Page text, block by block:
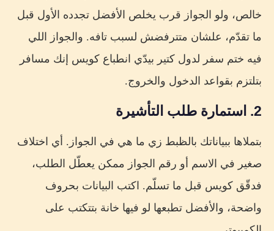
خالص، ولو الجواز قرب يخلص الأفضل تجدده الأول قبل
ما تقدّم، علشان متترفضش لسبب تافه. والجواز اللي
فيه ختم سفر لدول كتير بيدّي انطباع كويس إنك مسافر
بتلتزم بقواعد الدخول والخروج.
2. استمارة طلب التأشيرة
بتملاها ببياناتك بالظبط زي ما هي في الجواز. أي اختلاف
صغير في الاسم أو رقم الجواز ممكن يعطّل الطلب،
فدقّق كويس قبل ما تسلّم. اكتب البيانات بحروف
واضحة، والأفضل تطبعها لو فيها خانة بتتكتب على